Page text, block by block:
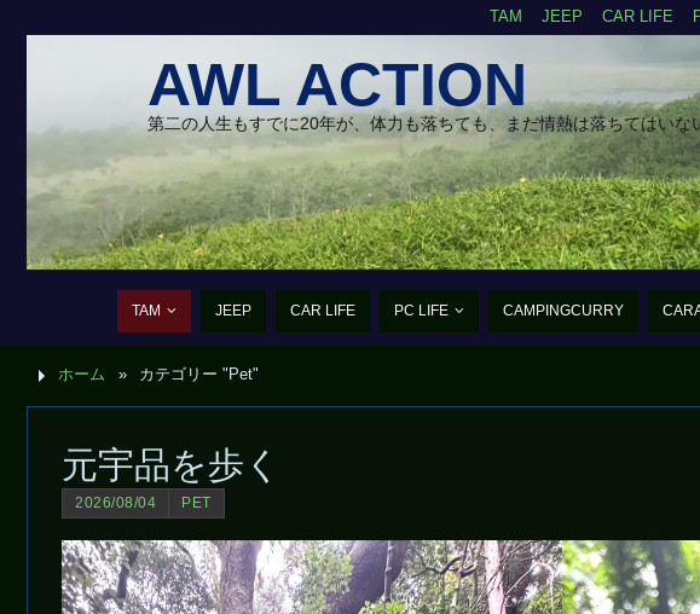
TAM JEEP CAR LIFE
AWL ACTION
第二の人生もすでに20年が、体力も落ちても、まだ情熱は落ちてはい
TAM JEEP CAR LIFE PC LIFE CAMPINGCURRY
ホーム » カテゴリー "Pet"
元宇品を歩く
2026/08/04 PET